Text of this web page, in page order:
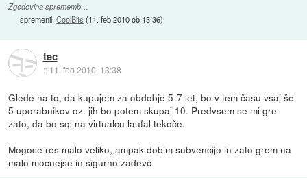
Zgodovina sprememb…
spremenil:CoolBits (11. feb 2010 ob 13:36)
tec
:: 11. feb 2010, 13:38
Glede na to, da kupujem za obdobje 5-7 let, bo v tem času vsaj še
5 uporabnikov oz. jih bo potem skupaj 10. Predvsem se mi gre
zato, da bo sql na virtualcu laufal tekoče.
Mogoce res malo veliko, ampak dobim subvencijo in zato grem na
malo mocnejse in sigurno zadevo